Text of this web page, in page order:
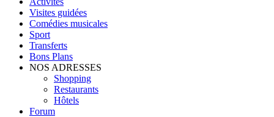
Visites guidées
Comédies musicales
Sport
Transferts
Bons Plans
NOS ADRESSES
Shopping
Restaurants
Hôtels
Forum